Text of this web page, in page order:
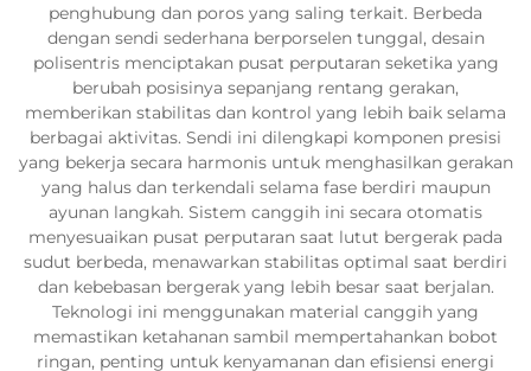
penghubung dan poros yang saling terkait. Berbeda
dengan sendi sederhana berporselen tunggal, desain
polisentris menciptakan pusat perputaran seketika yang
berubah posisinya sepanjang rentang gerakan,
memberikan stabilitas dan kontrol yang lebih baik selama
berbagai aktivitas. Sendi ini dilengkapi komponen presisi
yang bekerja secara harmonis untuk menghasilkan gerakan
yang halus dan terkendali selama fase berdiri maupun
ayunan langkah. Sistem canggih ini secara otomatis
menyesuaikan pusat perputaran saat lutut bergerak pada
sudut berbeda, menawarkan stabilitas optimal saat berdiri
dan kebebasan bergerak yang lebih besar saat berjalan.
Teknologi ini menggunakan material canggih yang
memastikan ketahanan sambil mempertahankan bobot
ringan, penting untuk kenyamanan dan efisiensi energi